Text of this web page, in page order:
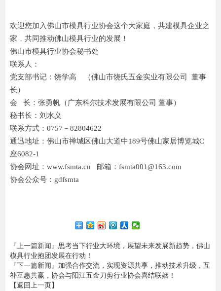
欢迎您加入佛山市模具行业协会这个大家庭，共建模具企业之
家，共同推动佛山模具行业的发展！
佛山市模具行业协会秘书处
联系人：
党支部书记：饶学高 （佛山市饶氏五金实业有限公司 董事
长）
会 长：张勇帆（广东科尔技术发展有限公司 董事）
秘书长：刘水义
联系方式：0757－82804622
通迅地址：佛山市禅城区佛山大道中189号佛山家居博览城C
座6082-1
协会网址：www.fsmta.cn 邮箱：fsmta001@163.com
协会公众号：gdfsmta
『上一篇新闻』思考当下行业大环境，展望未来发展新趋势，佛山
模具行业抱团发展在行动！
『下一篇新闻』 加强合作交流，实现资源共享，推动技术升级，互
补互惠共赢，协会与阳江五金刀剪行业协会喜结联姻！
【返回上一页】